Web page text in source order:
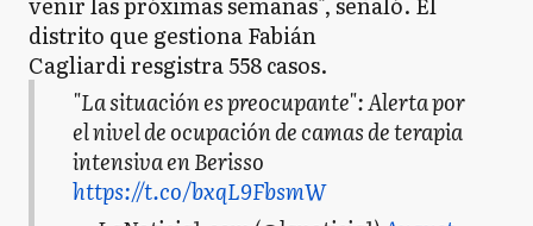
distrito que gestiona Fabián
Cagliardi resgistra 558 casos.
"La situación es preocupante": Alerta por
el nivel de ocupación de camas de terapia
intensiva en Berisso
https://t.co/bxqL9FbsmW